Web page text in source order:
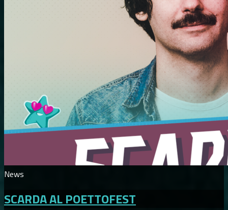
News
SCARDA AL POETTOFEST